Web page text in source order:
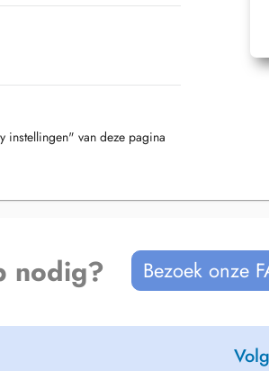
instellingen" van deze pagina
nodig? Bezoek onze